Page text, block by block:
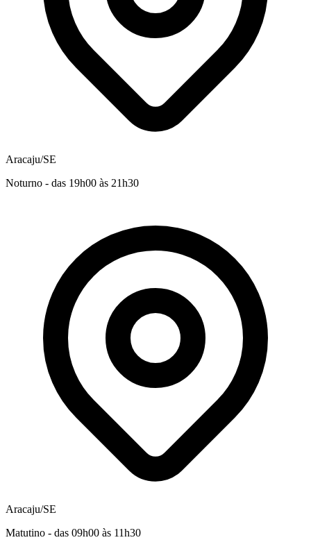
Aracaju/SE
Noturno - das 19h00 às 21h30
Aracaju/SE
Matutino - das 09h00 às 11h30